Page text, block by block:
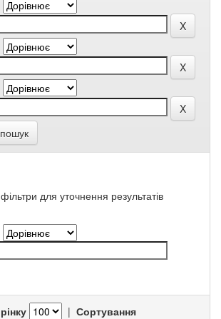
для уточнення результатів
| Сортування